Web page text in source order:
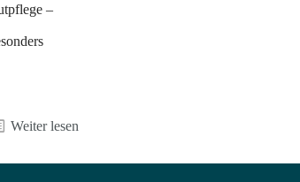
–
Weiter lesen